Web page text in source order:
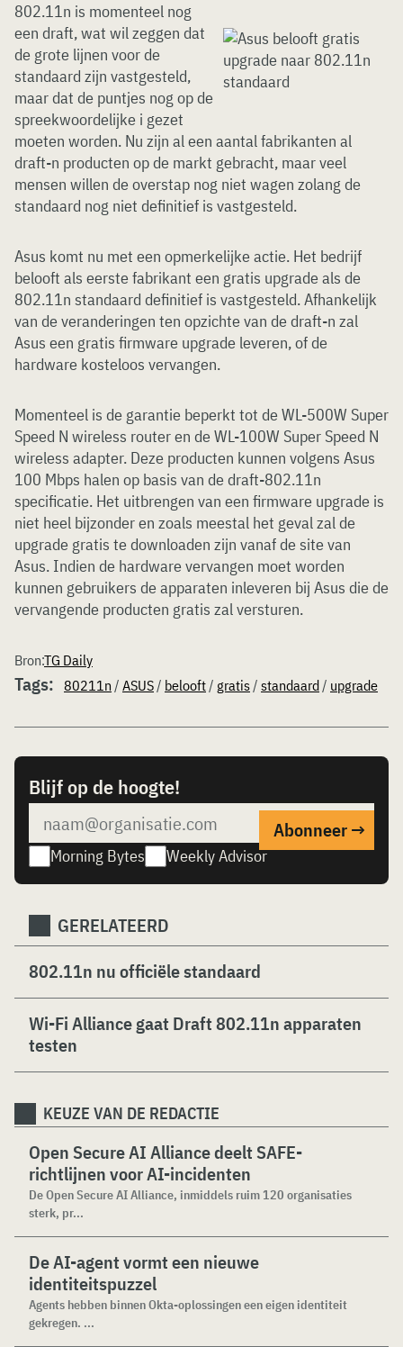
802.11n is momenteel nog
een draft, wat wil zeggen dat
de grote lijnen voor de
standaard zijn vastgesteld,
maar dat de puntjes nog op de
spreekwoordelijke i gezet
moeten worden. Nu zijn al een aantal fabrikanten al
draft-n producten op de markt gebracht, maar veel
mensen willen de overstap nog niet wagen zolang de
standaard nog niet definitief is vastgesteld.
Asus komt nu met een opmerkelijke actie. Het bedrijf
belooft als eerste fabrikant een gratis upgrade als de
802.11n standaard definitief is vastgesteld. Afhankelijk
van de veranderingen ten opzichte van de draft-n zal
Asus een gratis firmware upgrade leveren, of de
hardware kosteloos vervangen.
Momenteel is de garantie beperkt tot de WL-500W Super
Speed N wireless router en de WL-100W Super Speed N
wireless adapter. Deze producten kunnen volgens Asus
100 Mbps halen op basis van de draft-802.11n
specificatie. Het uitbrengen van een firmware upgrade is
niet heel bijzonder en zoals meestal het geval zal de
upgrade gratis te downloaden zijn vanaf de site van
Asus. Indien de hardware vervangen moet worden
kunnen gebruikers de apparaten inleveren bij Asus die de
vervangende producten gratis zal versturen.
Bron:TG Daily
Tags: 80211n / ASUS/ belooft/ gratis/ standaard/ upgrade
Blijf op de hoogte!
Morning Bytes Weekly Advisor
GERELATEERD
802.11n nu officiële standaard
Wi-Fi Alliance gaat Draft 802.11n apparaten
testen
KEUZE VAN DE REDACTIE
Open Secure AI Alliance deelt SAFE-
richtlijnen voor AI-incidenten
De Open Secure AI Alliance, inmiddels ruim 120 organisaties
sterk, pr...
De AI-agent vormt een nieuwe
identiteitspuzzel
Agents hebben binnen Okta-oplossingen een eigen identiteit
gekregen. ...